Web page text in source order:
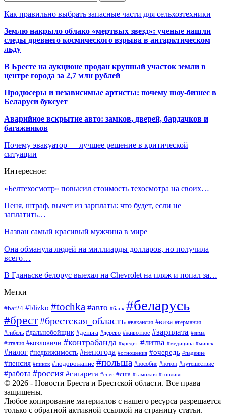
Как правильно выбрать запасные части для сельхозтехники
Землю накрыло облако «мертвых звезд»: ученые нашли
следы древнего космического взрыва в антарктическом
льду
В Бресте на аукционе продан крупный участок земли в
центре города за 2,7 млн рублей
Продюсеры и независимые артисты: почему шоу-бизнес в
Беларуси буксует
Аварийное вскрытие авто: замков, дверей, бардачков и
багажников
Почему эвакуатор — лучшее решение в критической
ситуации
Интересное:
«Белтехосмотр» повысил стоимость техосмотра на своих…
Пеня, штраф, вычет из зарплаты: что будет, если не
заплатить…
Назван самый красивый мужчина в мире
Она обманула людей на миллиарды долларов, но получила
всего…
В Гданьске белорус выехал на Chevrolet на пляж и попал за…
Метки
#bar24 #blizko #tochka #авто #банк #беларусь
#брест#брестская_область #вакансия #виза #германия
#гибель #дальнобойщик #деньга #дерево #животное #зарплата #зима
#италия #козловичи #контрабанда #кредит #литва #медицина #минск
#налог #недвижимость #непогода #отношения #очередь #падение
#пенсия #пинск #подорожание #польша #пособие #потоп #путешествие
#работа #россия #сигарета #снег #сша #таможня #топливо
© 2026 - Новости Бреста и Брестской области. Все права
защищены.
Любое копирование материалов с нашего ресурса разрешается
только с обратной активной ссылкой на страницу статьи.